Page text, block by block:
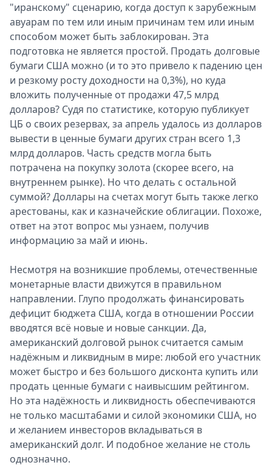
"иранскому" сценарию, когда доступ к зарубежным
авуарам по тем или иным причинам тем или иным
способом может быть заблокирован. Эта
подготовка не является простой. Продать долговые
бумаги США можно (и то это привело к падению цен
и резкому росту доходности на 0,3%), но куда
вложить полученные от продажи 47,5 млрд
долларов? Судя по статистике, которую публикует
ЦБ о своих резервах, за апрель удалось из долларов
вывести в ценные бумаги других стран всего 1,3
млрд долларов. Часть средств могла быть
потрачена на покупку золота (скорее всего, на
внутреннем рынке). Но что делать с остальной
суммой? Доллары на счетах могут быть также легко
арестованы, как и казначейские облигации. Похоже,
ответ на этот вопрос мы узнаем, получив
информацию за май и июнь.
Несмотря на возникшие проблемы, отечественные
монетарные власти движутся в правильном
направлении. Глупо продолжать финансировать
дефицит бюджета США, когда в отношении России
вводятся всё новые и новые санкции. Да,
американский долговой рынок считается самым
надёжным и ликвидным в мире: любой его участник
может быстро и без большого дисконта купить или
продать ценные бумаги с наивысшим рейтингом.
Но эта надёжность и ликвидность обеспечиваются
не только масштабами и силой экономики США, но
и желанием инвесторов вкладываться в
американский долг. И подобное желание не столь
однозначно.